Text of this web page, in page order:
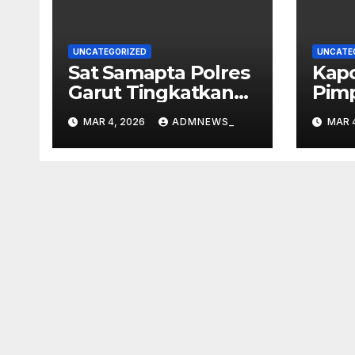
UNCATEGORIZED
Sat Samapta Polres
Garut Tingkatkan
Patroli di Pusat
Perbelanjaan
MAR 4, 2026 ADMNEWS_ MAR